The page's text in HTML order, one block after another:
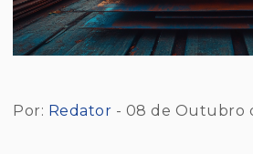
Por: Redator - 08 de Outubro